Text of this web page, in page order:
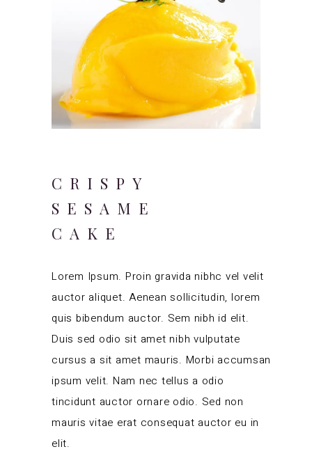
CRISPY
SESAME
CAKE
Lorem Ipsum. Proin gravida nibhc vel velit
auctor aliquet. Aenean sollicitudin, lorem
quis bibendum auctor. Sem nibh id elit.
Duis sed odio sit amet nibh vulputate
cursus a sit amet mauris. Morbi accumsan
ipsum velit. Nam nec tellus a odio
tincidunt auctor ornare odio. Sed non
mauris vitae erat consequat auctor eu in
elit.